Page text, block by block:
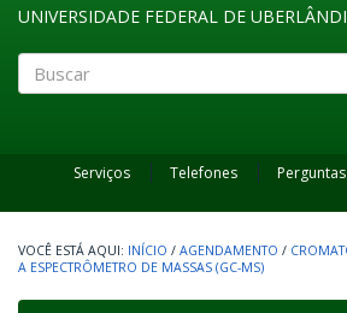
UNIVERSIDADE FEDERAL DE
Serviços Telefones
INÍCIO / AGENDAMENTO /
A ESPECTRÔMETRO DE MASSAS (GC-MS)